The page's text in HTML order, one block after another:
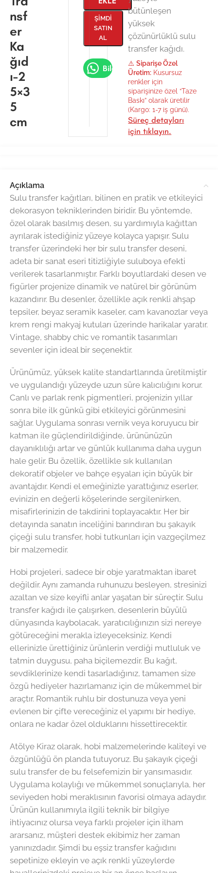
nsf
er
Ka
ğıd
ı-2
5×3
5
cm
ŞIMDI
SATIN
AL
Bilgi Al
bütünleşen
yüksek
çözünürlüklü sulu
transfer kağıdı.
⚠️Siparişe Özel
Üretim: Kusursuz
renkler için
siparişinize özel “Taze
Baskı” olarak üretilir
(Kargo: 1-7 iş günü).
Süreç detayları
için tıklayın.
Açıklama
Sulu transfer kağıtları, bilinen en pratik ve etkileyici
dekorasyon tekniklerinden biridir. Bu yöntemde,
özel olarak basılmış desen, su yardımıyla kağıttan
ayrılarak istediğiniz yüzeye kolayca yapışır. Sulu
transfer üzerindeki her bir sulu transfer deseni,
adeta bir sanat eseri titizliğiyle suluboya efekti
verilerek tasarlanmıştır. Farklı boyutlardaki desen ve
figürler projenize dinamik ve natürel bir görünüm
kazandırır. Bu desenler, özellikle açık renkli ahşap
tepsiler, beyaz seramik kaseler, cam kavanozlar veya
krem rengi makyaj kutuları üzerinde harikalar yaratır.
Vintage, shabby chic ve romantik tasarımları
sevenler için ideal bir seçenektir.
Ürünümüz, yüksek kalite standartlarında üretilmiştir
ve uygulandığı yüzeyde uzun süre kalıcılığını korur.
Canlı ve parlak renk pigmentleri, projenizin yıllar
sonra bile ilk günkü gibi etkileyici görünmesini
sağlar. Uygulama sonrası vernik veya koruyucu bir
katman ile güçlendirildiğinde, ürününüzün
dayanıklılığı artar ve günlük kullanıma daha uygun
hale gelir. Bu özellik, özellikle sık kullanılan
dekoratif objeler ve bahçe eşyaları için büyük bir
avantajdır. Kendi el emeğinizle yarattığınız eserler,
evinizin en değerli köşelerinde sergilenirken,
misafirlerinizin de takdirini toplayacaktır. Her bir
detayında sanatın inceliğini barındıran bu şakayık
çiçeği sulu transfer, hobi tutkunları için vazgeçilmez
bir malzemedir.
Hobi projeleri, sadece bir obje yaratmaktan ibaret
değildir. Aynı zamanda ruhunuzu besleyen, stresinizi
azaltan ve size keyifli anlar yaşatan bir süreçtir. Sulu
transfer kağıdı ile çalışırken, desenlerin büyülü
dünyasında kaybolacak, yaratıcılığınızın sizi nereye
götüreceğini merakla izleyeceksiniz. Kendi
ellerinizle ürettiğiniz ürünlerin verdiği mutluluk ve
tatmin duygusu, paha biçilemezdir. Bu kağıt,
sevdiklerinize kendi tasarladığınız, tamamen size
özgü hediyeler hazırlamanız için de mükemmel bir
araçtır. Romantik ruhlu bir dostunuza veya yeni
evlenen bir çifte vereceğiniz el yapımı bir hediye,
onlara ne kadar özel olduklarını hissettirecektir.
Atölye Kiraz olarak, hobi malzemelerinde kaliteyi ve
özgünlüğü ön planda tutuyoruz. Bu şakayık çiçeği
sulu transfer de bu felsefemizin bir yansımasıdır.
Uygulama kolaylığı ve mükemmel sonuçlarıyla, her
seviyeden hobi meraklısının favorisi olmaya adaydır.
Ürünün kullanımıyla ilgili teknik bir bilgiye
ihtiyacınız olursa veya farklı projeler için ilham
ararsanız, müşteri destek ekibimiz her zaman
yanınızdadır. Şimdi bu eşsiz transfer kağıdını
sepetinize ekleyin ve açık renkli yüzeylerde